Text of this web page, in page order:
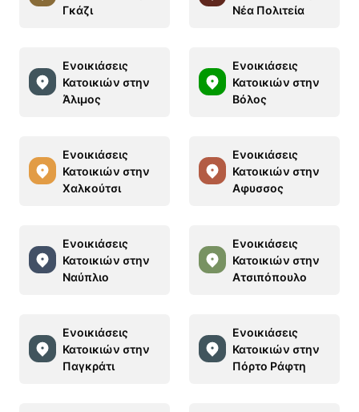
Γκάζι
Νέα Πολιτεία
Ενοικιάσεις
Κατοικιών στην
Άλιμος
Ενοικιάσεις
Κατοικιών στην
Βόλος
Ενοικιάσεις
Κατοικιών στην
Χαλκούτσι
Ενοικιάσεις
Κατοικιών στην
Αφυσσος
Ενοικιάσεις
Κατοικιών στην
Ναύπλιο
Ενοικιάσεις
Κατοικιών στην
Ατσιπόπουλο
Ενοικιάσεις
Κατοικιών στην
Παγκράτι
Ενοικιάσεις
Κατοικιών στην
Πόρτο Ράφτη